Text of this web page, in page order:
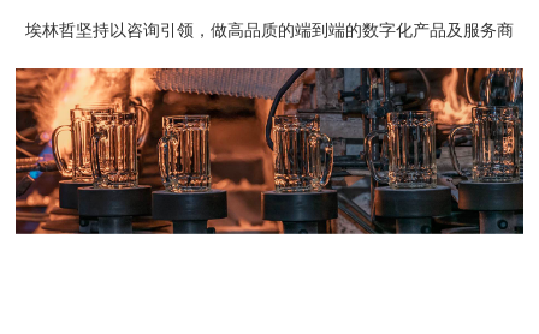
埃林哲坚持以咨询引领，做高品质的端到端的数字化产品及服务商